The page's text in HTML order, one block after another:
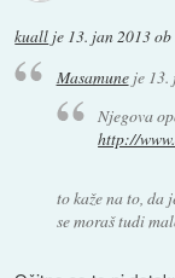
kuall je 13. jan 2013
Masamuneje
Njegova
http://
to kaže na to, da
se moraš tudi